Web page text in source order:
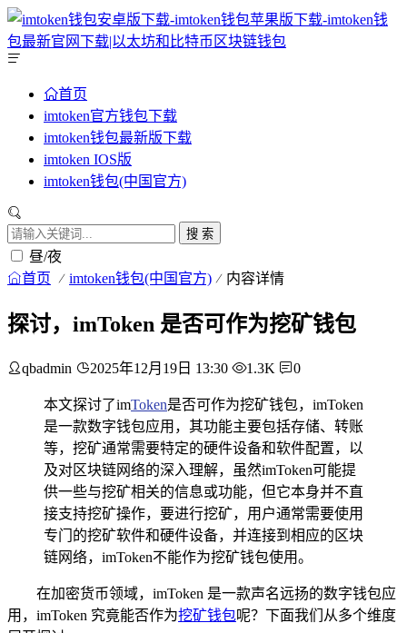
首页
imtoken官方钱包下载
imtoken钱包最新版下载
imtoken IOS版
imtoken钱包(中国官方)
搜 索
昼/夜
首页 imtoken钱包(中国官方) 内容详情
探讨，imToken 是否可作为挖矿钱包
qbadmin 2025年12月19日 13:30 1.3K 0
本文探讨了imToken是否可作为挖矿钱包，imToken
是一款数字钱包应用，其功能主要包括存储、转账
等，挖矿通常需要特定的硬件设备和软件配置，以
及对区块链网络的深入理解，虽然imToken可能提
供一些与挖矿相关的信息或功能，但它本身并不直
接支持挖矿操作，要进行挖矿，用户通常需要使用
专门的挖矿软件和硬件设备，并连接到相应的区块
链网络，imToken不能作为挖矿钱包使用。
在加密货币领域，imToken 是一款声名远扬的数字钱包应
用，imToken 究竟能否作为挖矿钱包呢？下面我们从多个维度